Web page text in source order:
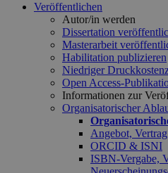
Veröffentlichen
Autor/in werden
Dissertation
Masterarbeit
Habilitation publizieren
Niedriger
Open Access-
Informationen zur
Organisatorischer
Angebot,
ORCID & ISNI
ISBN-Vergabe,